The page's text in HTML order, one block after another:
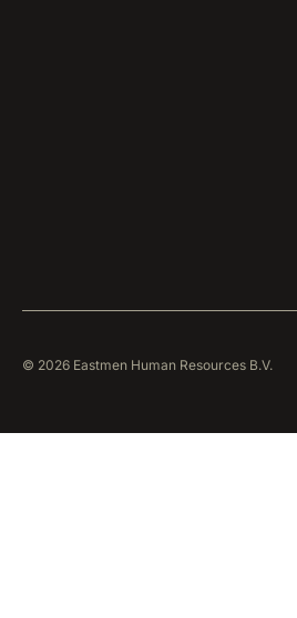
© 2026 Eastmen Human Resources B.V.